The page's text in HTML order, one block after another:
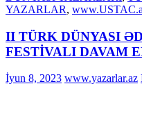
YAZARLAR,
II TÜRK DÜNYASI
FESTİVALI DAVAM
İyun 8, 2023 www.yazarlar.az